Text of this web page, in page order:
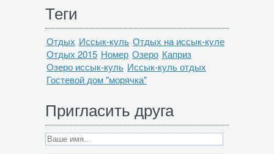
Теги
Отдых Иссык-куль Отдых на иссык-куле
Отдых 2015 Номер Озеро Каприз
Озеро иссык-куль Иссык-куль отдых
Гостевой дом "морячка"
Пригласить друга